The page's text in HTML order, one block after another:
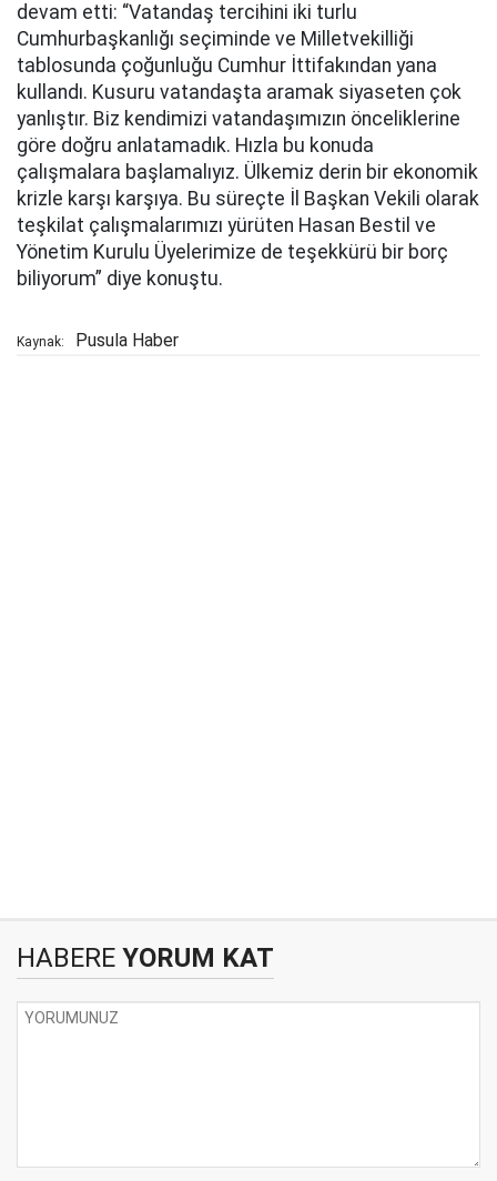
devam etti: “Vatandaş tercihini iki turlu
Cumhurbaşkanlığı seçiminde ve Milletvekilliği
tablosunda çoğunluğu Cumhur İttifakından yana
kullandı. Kusuru vatandaşta aramak siyaseten çok
yanlıştır. Biz kendimizi vatandaşımızın önceliklerine
göre doğru anlatamadık. Hızla bu konuda
çalışmalara başlamalıyız. Ülkemiz derin bir ekonomik
krizle karşı karşıya. Bu süreçte İl Başkan Vekili olarak
teşkilat çalışmalarımızı yürüten Hasan Bestil ve
Yönetim Kurulu Üyelerimize de teşekkürü bir borç
biliyorum” diye konuştu.
Kaynak: Pusula Haber
HABERE YORUM KAT